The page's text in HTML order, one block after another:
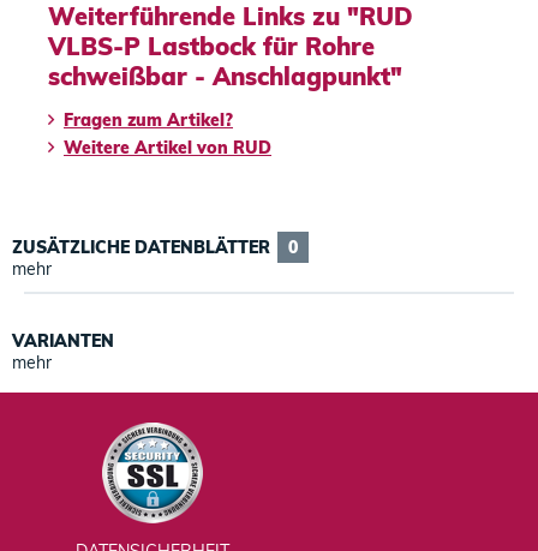
Weiterführende Links zu "RUD
VLBS-P Lastbock für Rohre
schweißbar - Anschlagpunkt"
Fragen zum Artikel?
Weitere Artikel von RUD
ZUSÄTZLICHE DATENBLÄTTER
0
mehr
VARIANTEN
mehr